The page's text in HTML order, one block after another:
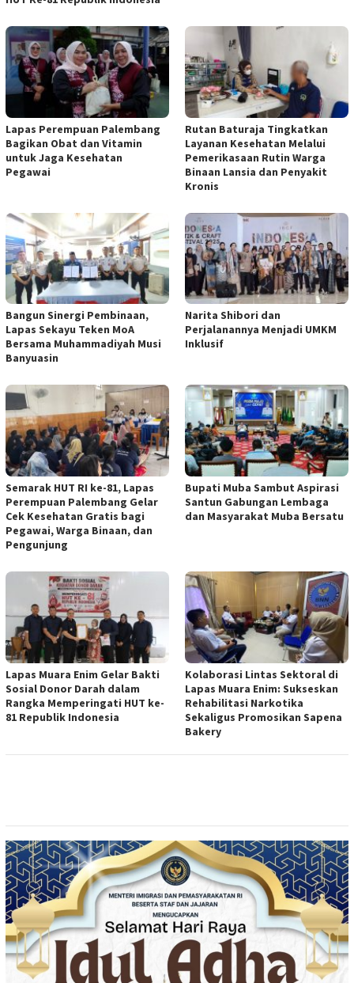
Lapas Perempuan Palembang
Bagikan Obat dan Vitamin
untuk Jaga Kesehatan
Pegawai
Rutan Baturaja Tingkatkan
Layanan Kesehatan Melalui
Pemerikasaan Rutin Warga
Binaan Lansia dan Penyakit
Kronis
Bangun Sinergi Pembinaan,
Lapas Sekayu Teken MoA
Bersama Muhammadiyah Musi
Banyuasin
Narita Shibori dan
Perjalanannya Menjadi UMKM
Inklusif
Semarak HUT RI ke-81, Lapas
Perempuan Palembang Gelar
Cek Kesehatan Gratis bagi
Pegawai, Warga Binaan, dan
Pengunjung
Bupati Muba Sambut Aspirasi
Santun Gabungan Lembaga
dan Masyarakat Muba Bersatu
Lapas Muara Enim Gelar Bakti
Sosial Donor Darah dalam
Rangka Memperingati HUT ke-
81 Republik Indonesia
Kolaborasi Lintas Sektoral di
Lapas Muara Enim: Sukseskan
Rehabilitasi Narkotika
Sekaligus Promosikan Sapena
Bakery